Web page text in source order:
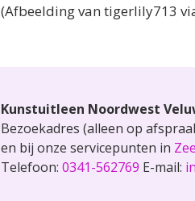
(Afbeelding van tigerlily713
Kunstuitleen Noordwest
Bezoekadres (alleen op
en bij onze servicepunten in
Telefoon: 0341-562769 E-mail: